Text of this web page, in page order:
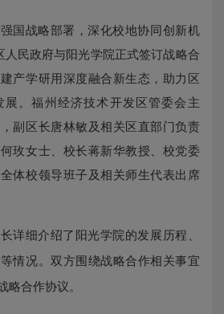
国战略部署，深化校地协同创新机
人民政府与阳光学院正式签订战略合
产学研用深度融合新生态，助力区
展。福州经济技术开发区管委会主
副区长唐林敏及相关区直部门负责
玫女士、校长蒋新华教授、校党委
体校领导班子及相关师生代表出席
详细介绍了阳光学院的发展历程、
情况。双方围绕战略合作相关事宜
略合作协议。